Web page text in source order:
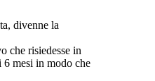
divenne la
che risiedesse in
mesi in modo che